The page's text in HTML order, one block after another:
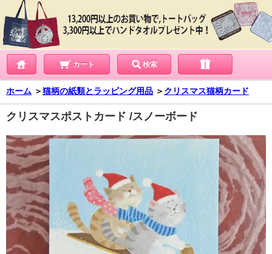
カート 検索
ホーム ＞猫柄の紙類とラッピング用品 ＞ クリスマス猫柄カード
クリスマスポストカード /スノーボード